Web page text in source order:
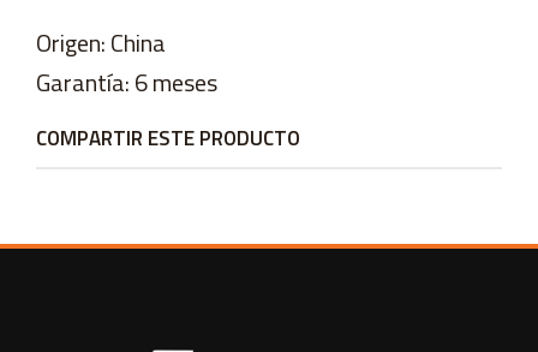
Origen: China
Garantía: 6 meses
COMPARTIR ESTE PRODUCTO